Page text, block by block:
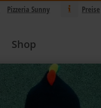
Pizzeria Sunny Preise
Shop